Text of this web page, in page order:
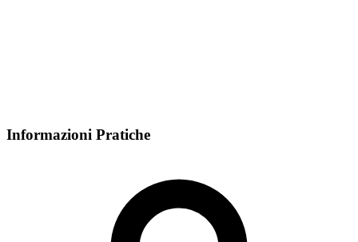
Informazioni Pratiche